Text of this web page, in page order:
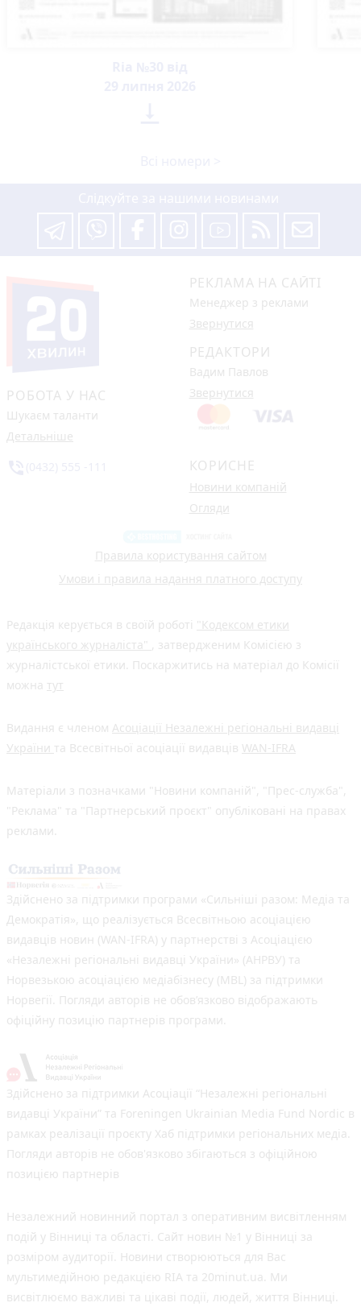
РОБОТА У НАС
Шукаєм таланти
Детальніше
РЕКЛАМА НА САЙТІ
Менеджер з реклами
Звернутися
РЕДАКТОРИ
Вадим Павлов
Звернутися
КОРИСНЕ
Новини компаній
Огляди
Правила користування сайтом
Умови і правила надання платного доступу
Редакція керується в своїй роботі "Кодексом етики
українського журналіста"
, затвердженим Комісією з
журналістської етики. Поскаржитись на матеріал до Комісії
можна тут
Видання є членом Асоціації Незалежні регіональні видавці
України та Всесвітньої асоціації видавців WAN-IFRA
Матеріали з позначками "Новини компаній", "Прес-служба",
"Реклама" та "Партнерський проєкт" опубліковані на правах
реклами.
Здійснено за підтримки програми «Сильніші разом: Медіа та
Демократія», що реалізується Всесвітньою асоціацією
видавців новин (WAN-IFRA) у партнерстві з Асоціацією
«Незалежні регіональні видавці України» (АНРВУ) та
Норвезькою асоціацією медіабізнесу (MBL) за підтримки
Норвегії. Погляди авторів не обов’язково відображають
офіційну позицію партнерів програми.
Здійснено за підтримки Асоціації “Незалежні регіональні
видавці України” та Foreningen Ukrainian Media Fund Nordic в
рамках реалізації проєкту Хаб підтримки регіональних медіа.
Погляди авторів не обов'язково збігаються з офіційною
позицією партнерів
Незалежний новинний портал з оперативним висвітленням
подій у Вінниці та області. Сайт новин №1 у Вінниці за
розміром аудиторії. Новини створюються для Вас
мультимедійною редакцією RIA та 20minut.ua. Ми
висвітлюємо важливі та цікаві події, людей, життя Вінниці.